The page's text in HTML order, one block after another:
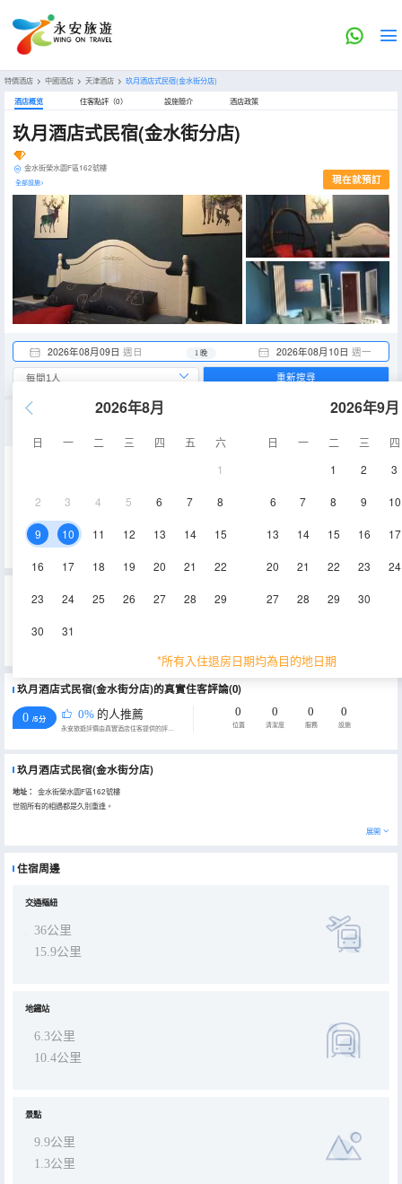
特價酒店 > 中國酒店 > 天津酒店 > 玖月酒店式民宿(金水街分店)
酒店概览 住客點評（0） 設施簡介 酒店政策
玖月酒店式民宿(金水街分店)
金水街榮水園F區162號樓
全部設施> 現在就預訂
2026年08月09日 週日 2026年08月10日 週一
1 晚
2026年8月
日 一 二 三 四 五
六
1
2 3 4 5 6 7 8
9 10 11 12 13 14 15
16 17 18 19 20 21 22
23 24 25 26 27 28 29
30 31
2026年9月
日 一 二 三
四
1
2 3
6 7 8 9 10
13 14 15 16 17
20 21 22 23 24
27 28 29 30
*所有入住退房日期均為目的地日期
重新搜尋
重要資訊
玖月酒店式民宿(金水街分店)的真實住客評論(0)
0 /5分 0% 的人推薦
永安旅遊評價由真實酒店住客提供的評價。
0
位置
0
清潔度
0
服務
0
設施
玖月酒店式民宿(金水街分店)
地址：
金水街榮水園F區162號樓
世間所有的相遇都是久別重逢。
展開
住宿周邊
交通樞紐
36公里
15.9公里
地鐵站
6.3公里
10.4公里
景點
9.9公里
1.3公里